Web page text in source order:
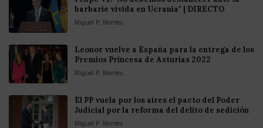
barbarie vivida en Ucrania" | DIRECTO
Miguel P. Montes
Leonor vuelve a España para la entrega de los
Premios Princesa de Asturias 2022
Miguel P. Montes
El PP vuela por los aires el pacto del Poder
Judicial por la reforma del delito de sedición
Miguel P. Montes